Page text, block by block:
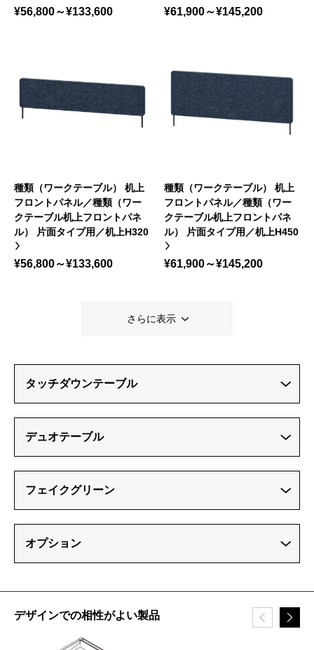
¥56,800～¥133,600 ¥61,900～¥145,200
種類（ワークテーブル） 机上
フロントパネル／種類（ワー
クテーブル机上フロントパネ
ル） 片面タイプ用／机上H320
¥56,800～¥133,600
種類（ワークテーブル） 机上
フロントパネル／種類（ワー
クテーブル机上フロントパネ
ル） 片面タイプ用／机上H450
¥61,900～¥145,200
さらに表示
タッチダウンテーブル
デュオテーブル
フェイクグリーン
オプション
デザインでの相性がよい製品